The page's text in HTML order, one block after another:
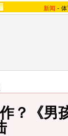
新闻 -
？《男